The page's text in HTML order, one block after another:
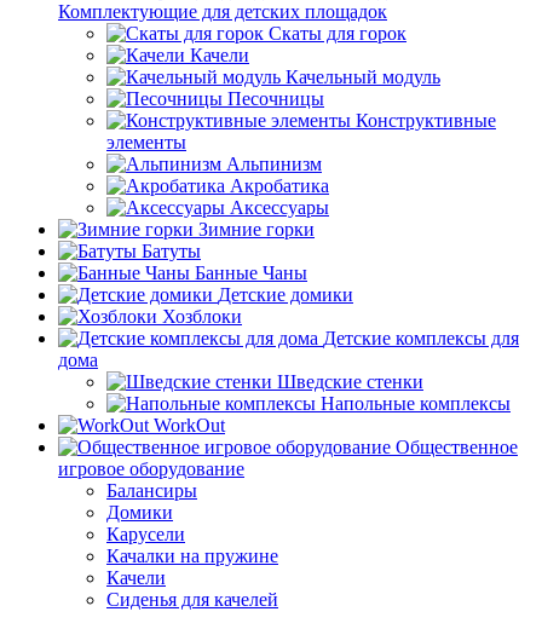
Комплектующие для детских площадок
Скаты для горок
Качели
Качельный модуль
Песочницы
Конструктивные
элементы
Альпинизм
Акробатика
Аксессуары
Зимние горки
Батуты
Банные Чаны
Детские домики
Хозблоки
Детские комплексы для
дома
Шведские стенки
Напольные комплексы
WorkOut
Общественное
игровое оборудование
Балансиры
Домики
Карусели
Качалки на пружине
Качели
Сиденья для качелей